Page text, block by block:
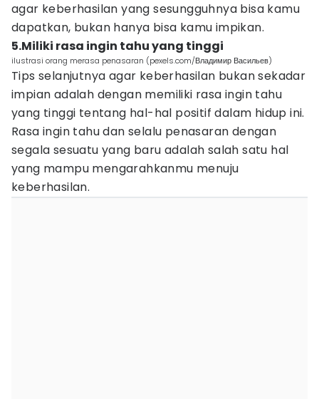
agar keberhasilan yang sesungguhnya bisa kamu
dapatkan, bukan hanya bisa kamu impikan.
5.Miliki rasa ingin tahu yang tinggi
ilustrasi orang merasa penasaran (pexels.com/Владимир Васильев)
Tips selanjutnya agar keberhasilan bukan sekadar
impian adalah dengan memiliki rasa ingin tahu
yang tinggi tentang hal-hal positif dalam hidup ini.
Rasa ingin tahu dan selalu penasaran dengan
segala sesuatu yang baru adalah salah satu hal
yang mampu mengarahkanmu menuju
keberhasilan.